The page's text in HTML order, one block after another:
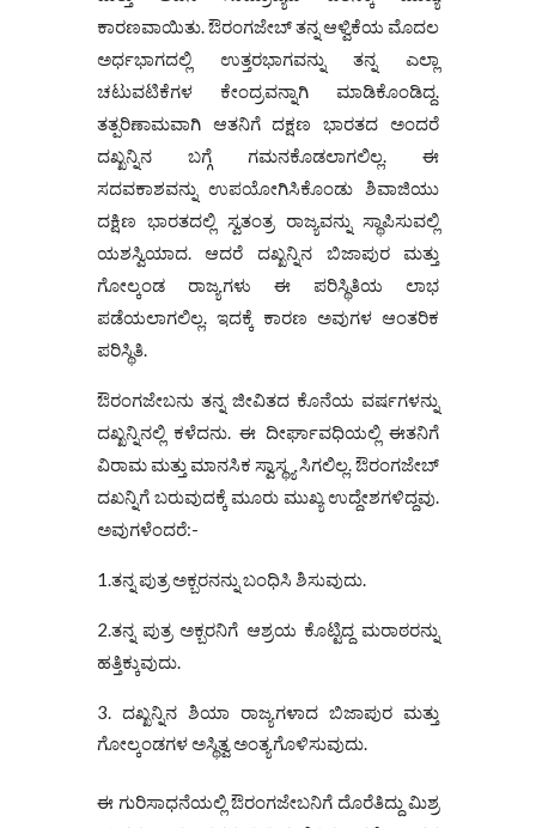
ಕಾರಣವಾಯಿತು. ಔರಂಗಜೇಬ್ ತನ್ನ ಆಳ್ವಿಕೆಯ ಮೊದಲ
ಅರ್ಧಭಾಗದಲ್ಲಿ ಉತ್ತರಭಾಗವನ್ನು ತನ್ನ ಎಲ್ಲಾ
ಚಟುವಟಿಕೆಗಳ ಕೇಂದ್ರವನ್ನಾಗಿ ಮಾಡಿಕೊಂಡಿದ್ದ.
ತತ್ಪರಿಣಾಮವಾಗಿ ಆತನಿಗೆ ದಕ್ಷಣ ಭಾರತದ ಅಂದರೆ
ದಖ್ಖನ್ನಿನ ಬಗ್ಗೆ ಗಮನಕೊಡಲಾಗಲಿಲ್ಲ. ಈ
ಸದವಕಾಶವನ್ನು ಉಪಯೋಗಿಸಿಕೊಂಡು ಶಿವಾಜಿಯು
ದಕ್ಷಿಣ ಭಾರತದಲ್ಲಿ ಸ್ವತಂತ್ರ ರಾಜ್ಯವನ್ನು ಸ್ಥಾಪಿಸುವಲ್ಲಿ
ಯಶಸ್ವಿಯಾದ. ಆದರೆ ದಖ್ಖನ್ನಿನ ಬಿಜಾಪುರ ಮತ್ತು
ಗೋಲ್ಕಂಡ ರಾಜ್ಯಗಳು ಈ ಪರಿಸ್ಥಿತಿಯ ಲಾಭ
ಪಡೆಯಲಾಗಲಿಲ್ಲ. ಇದಕ್ಕೆ ಕಾರಣ ಅವುಗಳ ಆಂತರಿಕ
ಪರಿಸ್ಥಿತಿ.
ಔರಂಗಜೇಬನು ತನ್ನ ಜೀವಿತದ ಕೊನೆಯ ವರ್ಷಗಳನ್ನು
ದಖ್ಖನ್ನಿನಲ್ಲಿ ಕಳೆದನು. ಈ ದೀರ್ಘಾವಧಿಯಲ್ಲಿ ಈತನಿಗೆ
ವಿರಾಮ ಮತ್ತು ಮಾನಸಿಕ ಸ್ವಾಸ್ಥ್ಯ ಸಿಗಲಿಲ್ಲ. ಔರಂಗಜೇಬ್
ದಖನ್ನಿಗೆ ಬರುವುದಕ್ಕೆ ಮೂರು ಮುಖ್ಯ ಉದ್ದೇಶಗಳಿದ್ದವು.
ಅವುಗಳೆಂದರೆ:-
1.ತನ್ನ ಪುತ್ರ ಅಕ್ಬರನನ್ನು ಬಂಧಿಸಿ ಶಿಸುವುದು.
2.ತನ್ನ ಪುತ್ರ ಅಕ್ಬರನಿಗೆ ಆಶ್ರಯ ಕೊಟ್ಟಿದ್ದ ಮರಾಠರನ್ನು
ಹತ್ತಿಕ್ಕುವುದು.
ದಖ್ಖನ್ನಿನ ಶಿಯಾ ರಾಜ್ಯಗಳಾದ ಬಿಜಾಪುರ ಮತ್ತು
ಗೋಲ್ಕಂಡಗಳ ಅಸ್ಥಿತ್ವ ಅಂತ್ಯಗೊಳಿಸುವುದು.
ಈ ಗುರಿಸಾಧನೆಯಲ್ಲಿ ಔರಂಗಜೇಬನಿಗೆ ದೊರೆತಿದ್ದು ಮಿಶ್ರ